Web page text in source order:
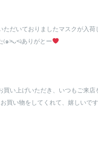
ただいておりましたマスクが入
(๑˃̵ᴗ˂̵)ありがとー
買い上げいただき、いつもご来
買い物をしてくれて、嬉しいです